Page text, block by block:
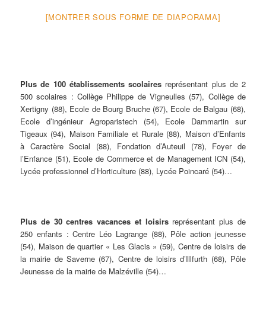
[MONTRER SOUS FORME DE DIAPORAMA]
Plus de 100 établissements scolaires représentant plus de 2
500 scolaires : Collège Philippe de Vigneulles (57), Collège de
Xertigny (88), Ecole de Bourg Bruche (67), Ecole de Balgau (68),
Ecole d’ingénieur Agroparistech (54), Ecole Dammartin sur
Tigeaux (94), Maison Familiale et Rurale (88), Maison d’Enfants
à Caractère Social (88), Fondation d’Auteuil (78), Foyer de
l’Enfance (51), Ecole de Commerce et de Management ICN (54),
Lycée professionnel d’Horticulture (88), Lycée Poincaré (54)…
Plus de 30 centres vacances et loisirsreprésentant plus de
250 enfants : Centre Léo Lagrange (88), Pôle action jeunesse
(54), Maison de quartier « Les Glacis » (59), Centre de loisirs de
la mairie de Saverne (67), Centre de loisirs d’Illfurth (68), Pôle
Jeunesse de la mairie de Malzéville (54)…